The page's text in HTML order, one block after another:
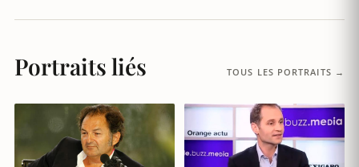
Portraits liés TOUS LES PORTRAITS →